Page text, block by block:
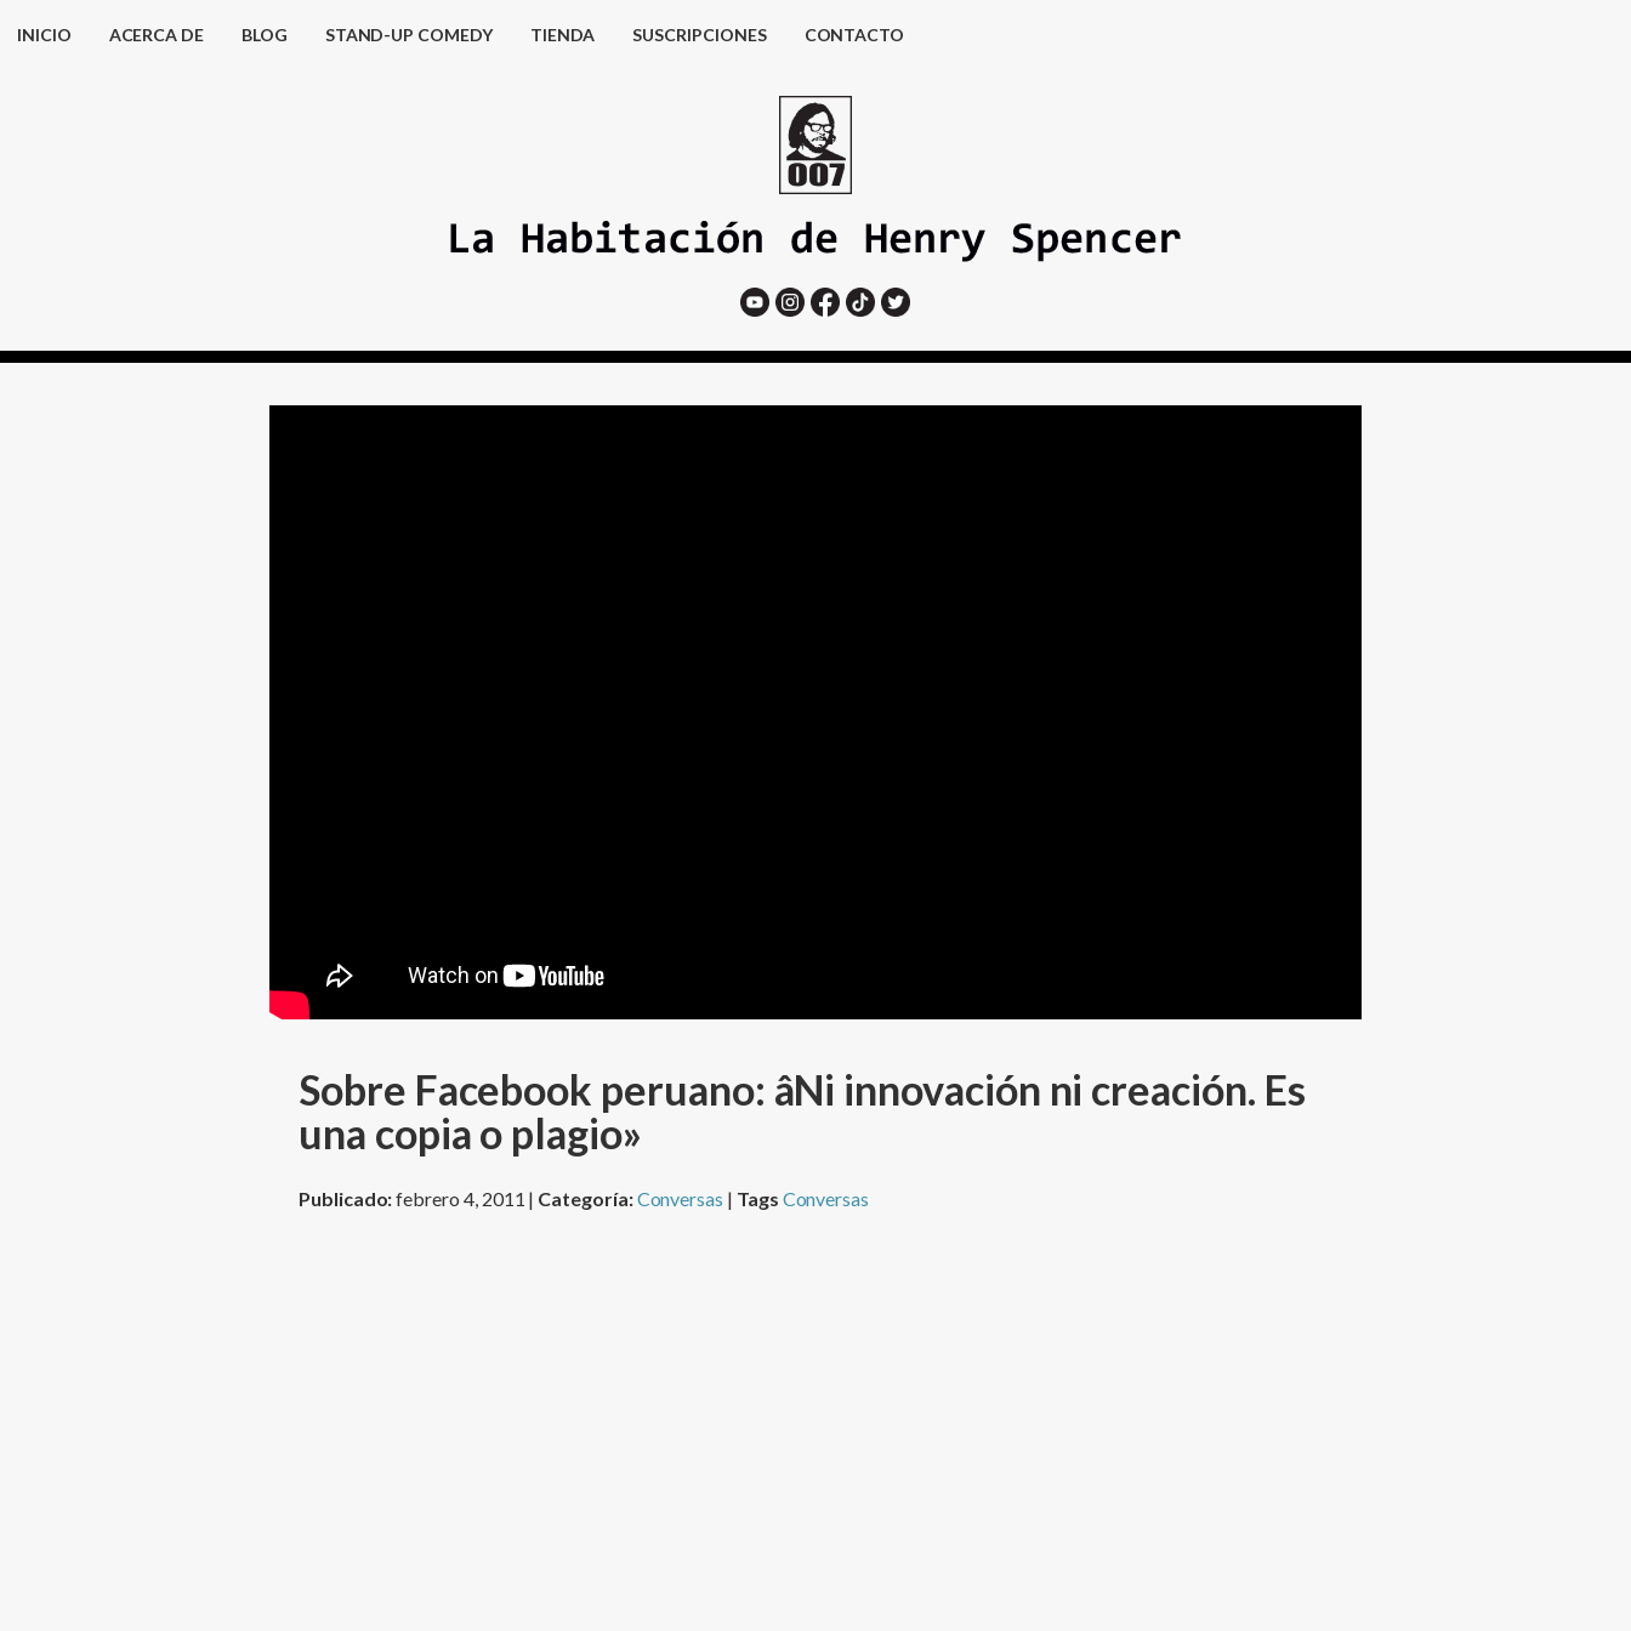
INICIO ACERCA DE BLOG STAND-UP COMEDY TIENDA SUSCRIPCIONES CONTACTO
Sobre Facebook peruano: âNi innovación ni creación. Es
una copia o plagio»
Publicado:febrero 4, 2011 | Categoría:Conversas | Tags Conversas